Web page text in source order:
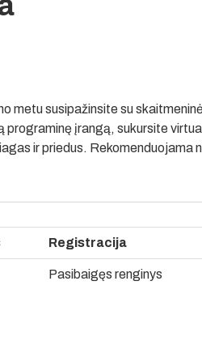
metu susipažinsite su
įrangą, sukursite
ir priedus. Rekomenduojama
Registracija
Pasibaigęs renginys